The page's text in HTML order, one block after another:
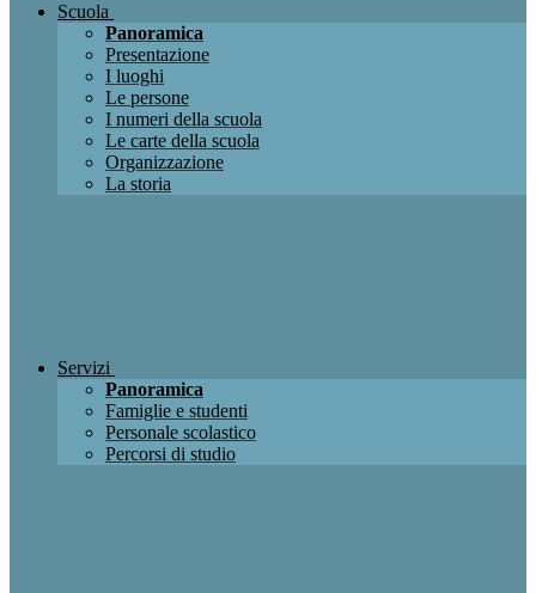
Scuola
Panoramica
Presentazione
I luoghi
Le persone
I numeri della scuola
Le carte della scuola
Organizzazione
La storia
Servizi
Panoramica
Famiglie e studenti
Personale scolastico
Percorsi di studio